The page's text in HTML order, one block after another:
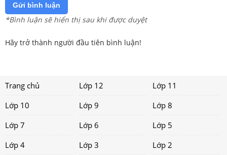
Gửi bình luận
*Bình luận sẽ hiển thị sau khi được duyệt
Hãy trở thành người đầu tiên bình luận!
Trang chủ Lớp 12
Lớp 11
Lớp 10
Lớp 9
Lớp 8
Lớp 7
Lớp 6
Lớp 5
Lớp 4
Lớp 3 Lớp 2